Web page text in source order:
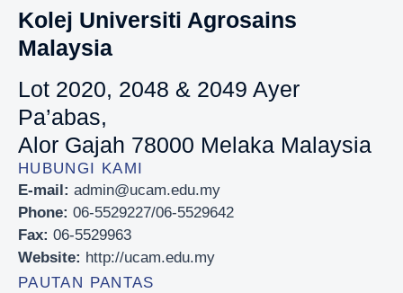
Kolej Universiti Agrosains
Malaysia
Lot 2020, 2048 & 2049 Ayer
Pa’abas,
Alor Gajah 78000 Melaka Malaysia
HUBUNGI KAMI
E-mail: admin@ucam.edu.my
Phone: 06-5529227/06-5529642
Fax: 06-5529963
Website: http://ucam.edu.my
PAUTAN PANTAS